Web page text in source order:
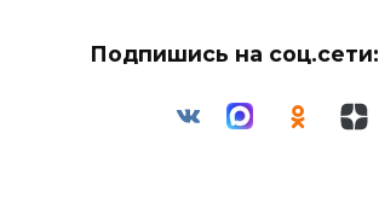
Подпишись на соц.сети: